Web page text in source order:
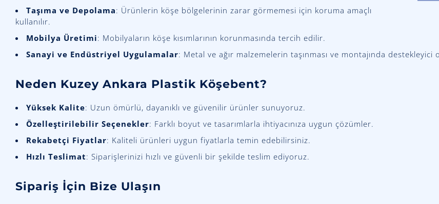
Taşıma ve Depolama: Ürünlerin köşe bölgelerinin zarar görmemesi için koruma amaçlı
kullanılır.
Mobilya Üretimi: Mobilyaların köşe kısımlarının korunmasında tercih edilir.
Sanayi ve Endüstriyel Uygulamalar: Metal ve ağır malzemelerin taşınması ve montajında destekleyici
Neden Kuzey Ankara Plastik Köşebent?
Yüksek Kalite: Uzun ömürlü, dayanıklı ve güvenilir ürünler sunuyoruz.
Özelleştirilebilir Seçenekler: Farklı boyut ve tasarımlarla ihtiyacınıza uygun çözümler.
Rekabetçi Fiyatlar: Kaliteli ürünleri uygun fiyatlarla temin edebilirsiniz.
Hızlı Teslimat: Siparişlerinizi hızlı ve güvenli bir şekilde teslim ediyoruz.
Sipariş İçin Bize Ulaşın